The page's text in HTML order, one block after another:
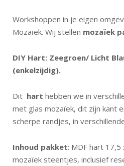
Workshoppen in je eigen
Mozaïek. Wij stellen mozaïek
DIY Hart: Zeegroen/ Licht
(enkelzijdig).
Dit hart hebben we in
met glas mozaïek, dit zijn kant
scherpe randjes, in
Inhoud pakket: MDF hart
mozaïek steentjes, inclusief